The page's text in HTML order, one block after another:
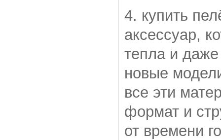
4. купить
аксессуар,
тепла и
новые
все эти
формат и
от времени